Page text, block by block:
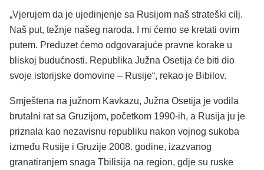
„Vjerujem da je ujedinjenje sa Rusijom naš strateški cilj.
Naš put, težnje našeg naroda. I mi ćemo se kretati ovim
putem. Preduzet ćemo odgovarajuće pravne korake u
bliskoj budućnosti. Republika Južna Osetija će biti dio
svoje istorijske domovine – Rusije“, rekao je Bibilov.
Smještena na južnom Kavkazu, Južna Osetija je vodila
brutalni rat sa Gruzijom, početkom 1990-ih, a Rusija ju je
priznala kao nezavisnu republiku nakon vojnog sukoba
između Rusije i Gruzije 2008. godine, izazvanog
granatiranjem snaga Tbilisija na region, gdje su ruske